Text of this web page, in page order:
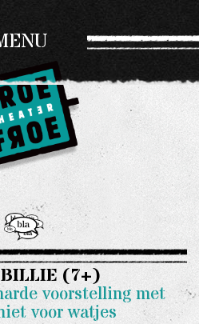
(7+)
voorstelling met
voor watjes